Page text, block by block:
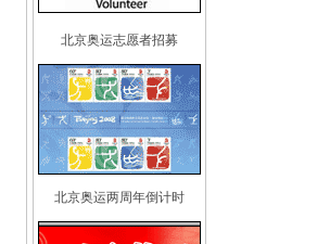
北京奥运志愿者招募
北京奥运两周年倒计时